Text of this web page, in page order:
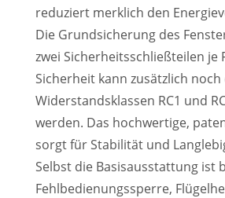
reduziert merklich den
Die Grundsicherung des
zwei Sicherheitsschließteilen je
Sicherheit kann zusätzlich
Widerstandsklassen RC1 und
werden. Das hochwertige,
sorgt für Stabilität und
Selbst die Basisausstattung ist
Fehlbedienungssperre,